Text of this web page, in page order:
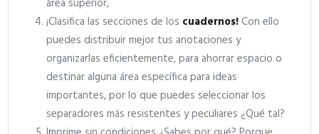
área superior,
¡Clasifica las secciones de los cuadernos!Con ello
puedes distribuir mejor tus anotaciones y
organizarlas eficientemente, para ahorrar espacio o
destinar alguna área específica para ideas
importantes, por lo que puedes seleccionar los
separadores más resistentes y peculiares ¿Qué tal?